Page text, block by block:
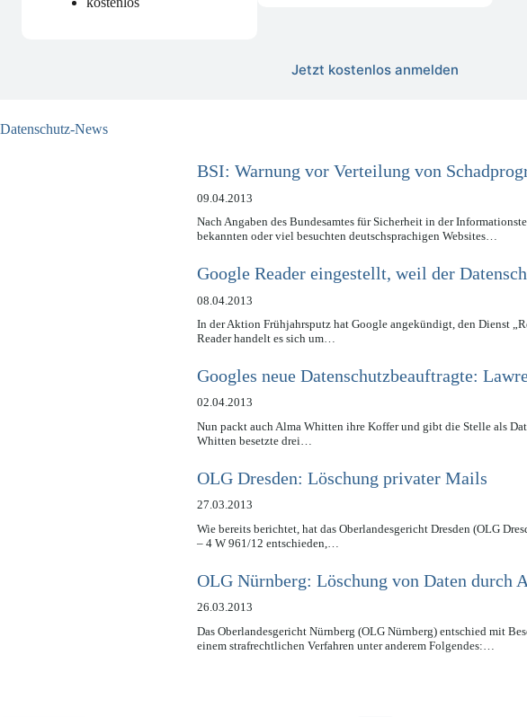
Jetzt kostenlos anmelden
Datenschutz-News
BSI: Warnung vor Verteilung von
09.04.2013
Nach Angaben des Bundesamtes für Sicherheit in der
bekannten oder viel besuchten deutschsprachigen Websites…
Google Reader eingestellt, weil der
08.04.2013
In der Aktion Frühjahrsputz hat Google angekündigt, den Dienst
Reader handelt es sich um…
Googles neue Datenschutzbeauftragte:
02.04.2013
Nun packt auch Alma Whitten ihre Koffer und gibt die Stelle als
Whitten besetzte drei…
OLG Dresden: Löschung privater Mails
27.03.2013
Wie bereits berichtet, hat das Oberlandesgericht Dresden (OLG
– 4 W 961/12 entschieden,…
OLG Nürnberg: Löschung von Daten durch
26.03.2013
Das Oberlandesgericht Nürnberg (OLG Nürnberg) entschied mit
einem strafrechtlichen Verfahren unter anderem Folgendes:…